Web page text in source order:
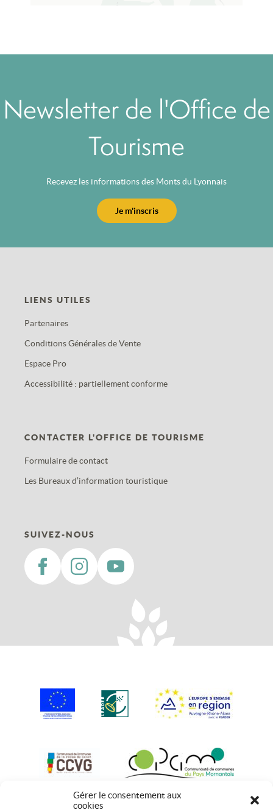
Gérer le consentement aux
cookies
Newsletter de l'Office de
Tourisme
Recevez les informations des Monts du Lyonnais
Je m'inscris
LIENS UTILES
Partenaires
Conditions Générales de Vente
Espace Pro
Accessibilité : partiellement conforme
CONTACTER L'OFFICE DE TOURISME
Formulaire de contact
Les Bureaux d’information touristique
SUIVEZ-NOUS